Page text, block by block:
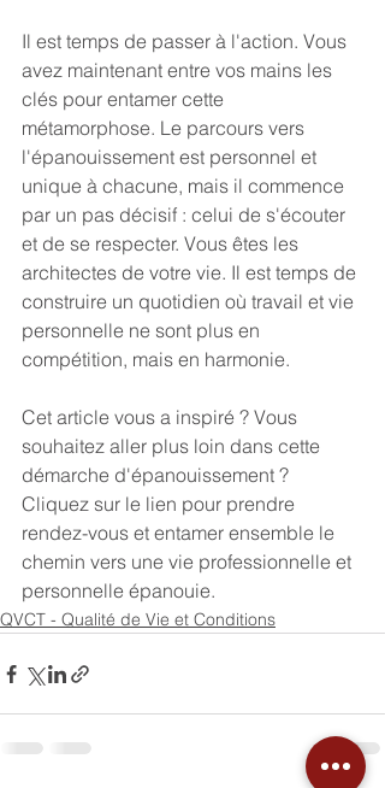
Il est temps de passer à l'action. Vous
avez maintenant entre vos mains les
clés pour entamer cette
métamorphose. Le parcours vers
l'épanouissement est personnel et
unique à chacune, mais il commence
par un pas décisif : celui de s'écouter
et de se respecter. Vous êtes les
architectes de votre vie. Il est temps de
construire un quotidien où travail et vie
personnelle ne sont plus en
compétition, mais en harmonie.
Cet article vous a inspiré ? Vous
souhaitez aller plus loin dans cette
démarche d'épanouissement ?
Cliquez sur le lien pour prendre
rendez-vous et entamer ensemble le
chemin vers une vie professionnelle et
personnelle épanouie.
QVCT - Qualité de Vie et Conditions